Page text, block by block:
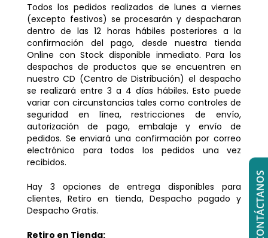
Todos los pedidos realizados de lunes a viernes
(excepto festivos) se procesarán y despacharan
dentro de las 12 horas hábiles posteriores a la
confirmación del pago, desde nuestra tienda
Online con Stock disponible inmediato. Para los
despachos de productos que se encuentren en
nuestro CD (Centro de Distribución) el despacho
se realizará entre 3 a 4 días hábiles. Esto puede
variar con circunstancias tales como controles de
seguridad en línea, restricciones de envío,
autorización de pago, embalaje y envío de
pedidos. Se enviará una confirmación por correo
electrónico para todos los pedidos una vez
recibidos.
Hay 3 opciones de entrega disponibles para
clientes, Retiro en tienda, Despacho pagado y
Despacho Gratis.
Retiro en Tienda: CONTÁCTANOS